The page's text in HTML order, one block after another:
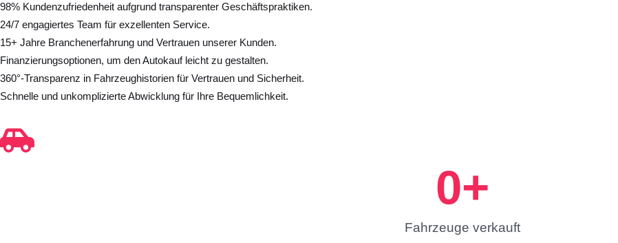
98% Kundenzufriedenheit aufgrund transparenter Geschäftspraktiken.
24/7 engagiertes Team für exzellenten Service.
15+ Jahre Branchenerfahrung und Vertrauen unserer Kunden.
Finanzierungsoptionen, um den Autokauf leicht zu gestalten.
360°-Transparenz in Fahrzeughistorien für Vertrauen und Sicherheit.
Schnelle und unkomplizierte Abwicklung für Ihre Bequemlichkeit.
Fahrzeuge verkauft
0+